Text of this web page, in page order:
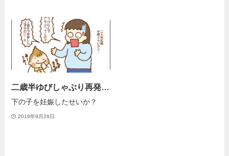
二歳半ゆびしゃぶり再発…
下の子を妊娠したせいか？
2019年9月28日